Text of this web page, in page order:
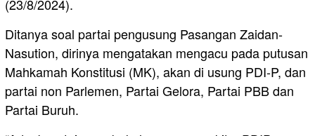
(23/8/2024).
Ditanya soal partai pengusung Pasangan Zaidan-
Nasution, dirinya mengatakan mengacu pada putusan
Mahkamah Konstitusi (MK), akan di usung PDI-P, dan
partai non Parlemen, Partai Gelora, Partai PBB dan
Partai Buruh.